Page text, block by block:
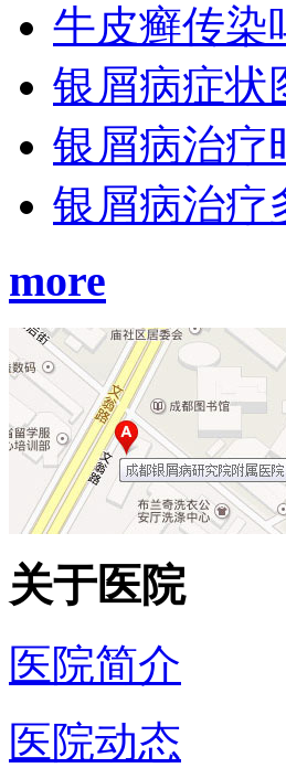
牛皮癣传染
银屑病症状
银屑病治疗
银屑病治疗
more
关于医院
医院简介
医院动态